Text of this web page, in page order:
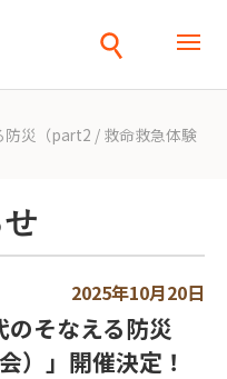
災（part2 / 救命救急体験
2025年10月20日
そなえる防災
）」開催決定！